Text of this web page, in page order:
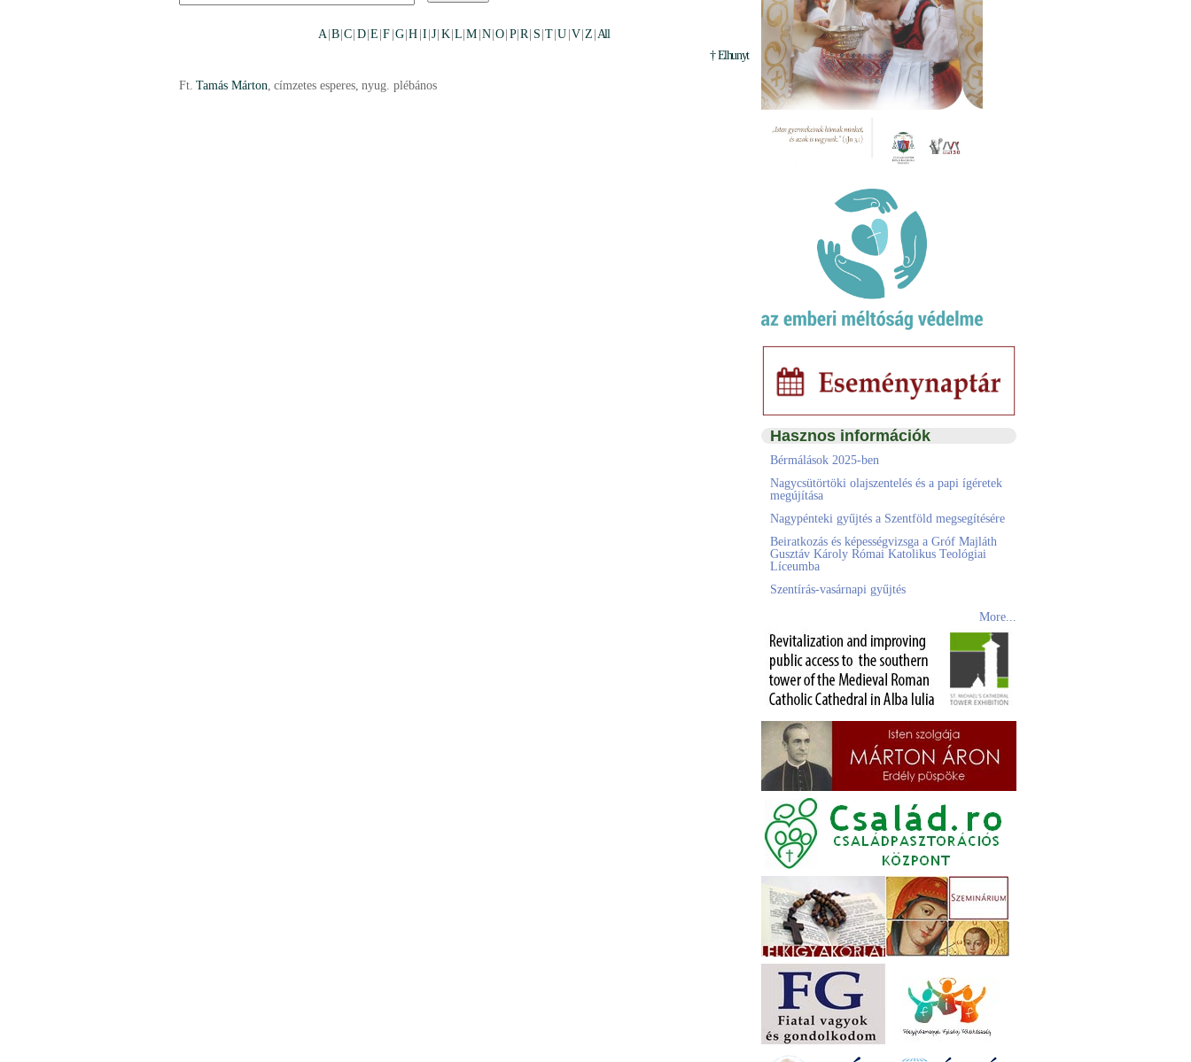
A B |C D |E |F G |H I |J K L |M N |O P|R S T |U V |Z All
† Elhunyt
Ft. Tamás Márton, címzetes esperes, nyug. plébános
Hasznos információk
Bérmálások 2025-ben
Nagycsütörtöki olajszentelés és a papi ígéretek
megújítása
Nagypénteki gyűjtés a Szentföld megsegítésére
Beiratkozás és képességvizsga a Gróf Majláth
Gusztáv Károly Római Katolikus Teológiai
Líceumba
Szentírás-vasárnapi gyűjtés
More...